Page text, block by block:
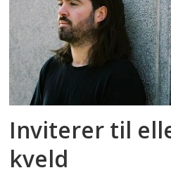
Inviterer til
kveld